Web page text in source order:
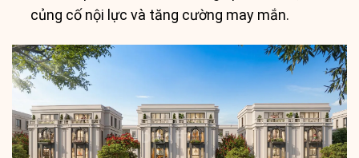
củng cố nội lực và tăng cường may mắn.